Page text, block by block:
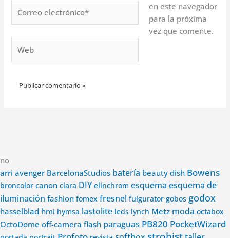
electrónico*
en este navegador
para la próxima
vez que comente.
no
arri avenger BarcelonaStudios batería beauty dish Bowens
broncolor canon clara DIY elinchrom esquema esquema de
iluminación fashion fomex fresnel fulgurator gobos godox
hasselblad hmi hymsa lastolite leds lynch Metz moda octabox
OctoDome off-camera flash paraguas PB820 PocketWizard